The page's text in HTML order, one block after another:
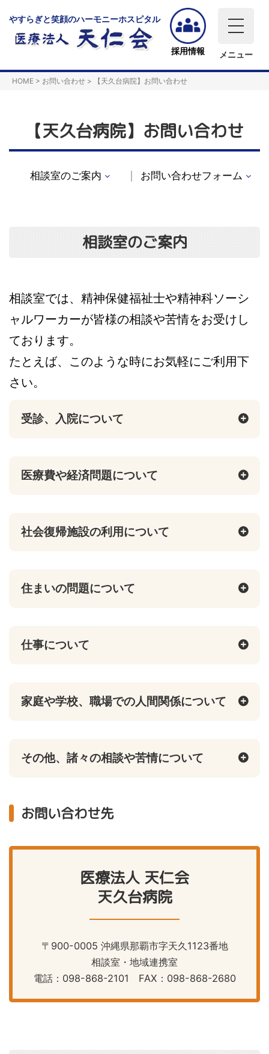
やすらぎと笑顔のハーモニーホスピタル
採用情報 メニュー
HOME > お問い合わせ > 【天久台病院】お問い合わせ
【天久台病院】お問い合わせ
相談室のご案内 お問い合わせフォーム
相談室のご案内
相談室では、精神保健福祉士や精神科ソーシ
ャルワーカーが皆様の相談や苦情をお受けし
ております。
たとえば、このような時にお気軽にご利用下
さい。
受診、入院について
医療費や経済問題について
社会復帰施設の利用について
住まいの問題について
仕事について
家庭や学校、職場での人間関係について
その他、諸々の相談や苦情について
お問い合わせ先
医療法人 天仁会
天久台病院
〒900-0005 沖縄県那覇市字天久1123番地
相談室・地域連携室
電話： 098-868-2101 FAX：098-868-2680